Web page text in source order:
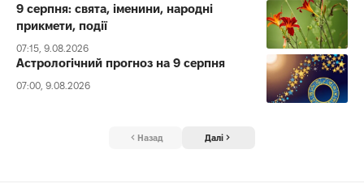
9 серпня: свята, іменини, народні
прикмети, події
07:15, 9.08.2026
Астрологічний прогноз на 9 серпня
07:00, 9.08.2026
Назад Далі